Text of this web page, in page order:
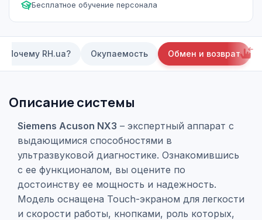
Бесплатное обучение персонала
Почему RH.ua? Окупаемость Обмен и возврат
Описание системы
Siemens Acuson NX3 – экспертный аппарат с
выдающимися способностями в
ультразвуковой диагностике. Ознакомившись
с ее функционалом, вы оцените по
достоинству ее мощность и надежность.
Модель оснащена Touch-экраном для легкости
и скорости работы, кнопками, роль которых,